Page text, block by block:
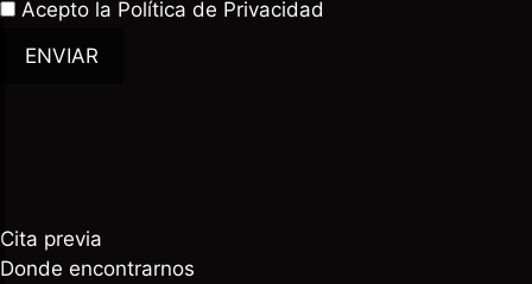
Acepto la Política de Privacidad
ENVIAR
Cita previa
Donde encontrarnos